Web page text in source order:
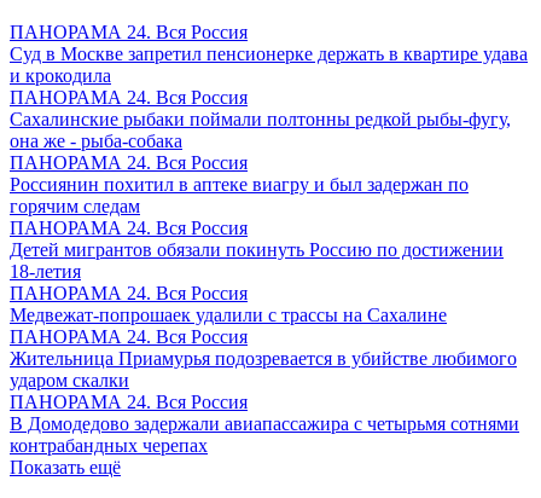
ПАНОРАМА 24. Вся Россия
Суд в Москве запретил пенсионерке держать в квартире удава
и крокодила
ПАНОРАМА 24. Вся Россия
Сахалинские рыбаки поймали полтонны редкой рыбы-фугу,
она же - рыба-собака
ПАНОРАМА 24. Вся Россия
Россиянин похитил в аптеке виагру и был задержан по
горячим следам
ПАНОРАМА 24. Вся Россия
Детей мигрантов обязали покинуть Россию по достижении
18-летия
ПАНОРАМА 24. Вся Россия
Медвежат-попрошаек удалили с трассы на Сахалине
ПАНОРАМА 24. Вся Россия
Жительница Приамурья подозревается в убийстве любимого
ударом скалки
ПАНОРАМА 24. Вся Россия
В Домодедово задержали авиапассажира с четырьмя сотнями
контрабандных черепах
Показать ещё